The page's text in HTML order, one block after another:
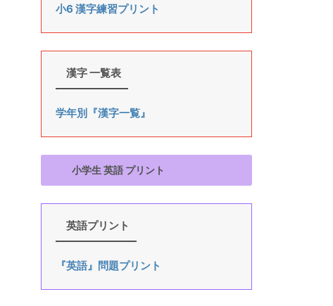
小6 漢字練習プリント
漢字 一覧表
学年別『漢字一覧』
小学生 英語 プリント
英語プリント
『英語』問題プリント